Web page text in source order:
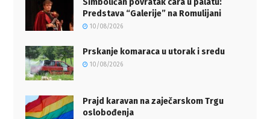
Simboličan povratak cara u palatu:
Predstava “Galerije” na Romulijani
10/08/2026
Prskanje komaraca u utorak i sredu
10/08/2026
Prajd karavan na zaječarskom Trgu
oslobođenja